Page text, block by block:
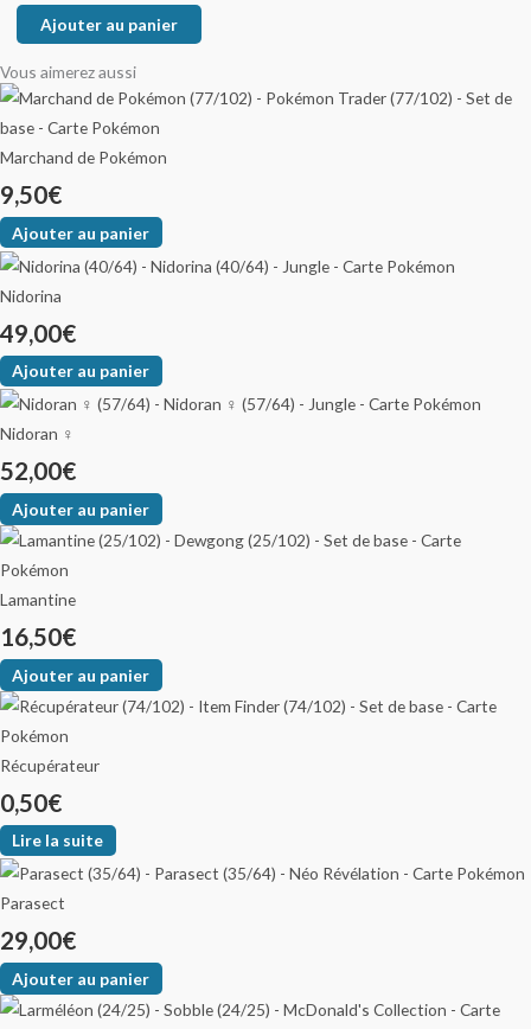
Ajouter au panier
Vous aimerez aussi
Marchand de Pokémon
9,50€
Ajouter au panier
Nidorina
49,00€
Ajouter au panier
Nidoran ♀
52,00€
Ajouter au panier
Lamantine
16,50€
Ajouter au panier
Récupérateur
0,50€
Lire la suite
Parasect
29,00€
Ajouter au panier